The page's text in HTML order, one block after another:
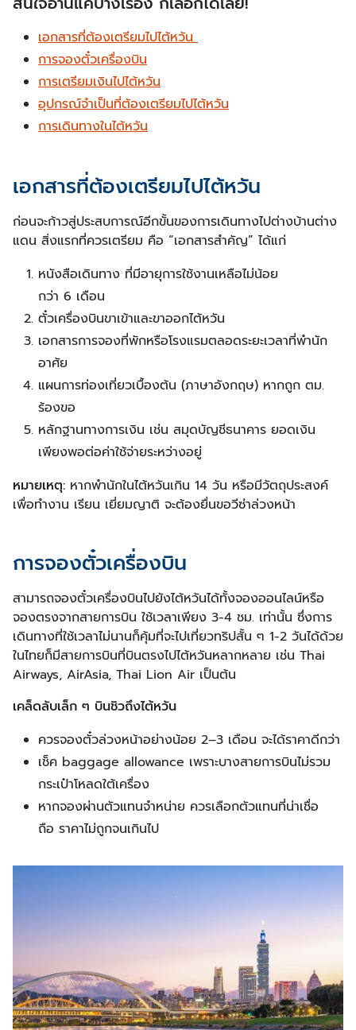
เอกสารที่ต้องเตรียมไปไต้หวัน
การจองตั๋วเครื่องบิน
การเตรียมเงินไปไต้หวัน
อุปกรณ์จำเป็นที่ต้องเตรียมไปไต้หวัน
การเดินทางในไต้หวัน
เอกสารที่ต้องเตรียมไปไต้หวัน
ก่อนจะก้าวสู่ประสบการณ์อีกขั้นของการเดินทางไปต่างบ้านต่าง
แดน สิ่งแรกที่ควรเตรียม คือ “เอกสารสำคัญ” ได้แก่
หนังสือเดินทาง ที่มีอายุการใช้งานเหลือไม่น้อย
กว่า 6 เดือน
ตั๋วเครื่องบินขาเข้าและขาออกไต้หวัน
เอกสารการจองที่พักหรือโรงแรมตลอดระยะเวลาที่พำนัก
อาศัย
แผนการท่องเที่ยวเบื้องต้น (ภาษาอังกฤษ) หากถูก ตม.
ร้องขอ
หลักฐานทางการเงิน เช่น สมุดบัญชีธนาคาร ยอดเงิน
เพียงพอต่อค่าใช้จ่ายระหว่างอยู่
หมายเหตุ: หากพำนักในไต้หวันเกิน 14 วัน หรือมีวัตถุประสงค์
เพื่อทำงาน เรียน เยี่ยมญาติ จะต้องยื่นขอวีซ่าล่วงหน้า
การจองตั๋วเครื่องบิน
สามารถจองตั๋วเครื่องบินไปยังไต้หวันได้ทั้งจองออนไลน์หรือ
จองตรงจากสายการบิน ใช้เวลาเพียง 3-4 ชม. เท่านั้น ซึ่งการ
เดินทางที่ใช้เวลาไม่นานก็คุ้มที่จะไปเที่ยวทริปสั้น ๆ 1-2 วันได้ด้วย
ในไทยก็มีสายการบินที่บินตรงไปไต้หวันหลากหลาย เช่น Thai
Airways, AirAsia, Thai Lion Air เป็นต้น
เคล็ดลับเล็ก ๆ บินชิวถึงไต้หวัน
ควรจองตั๋วล่วงหน้าอย่างน้อย 2–3 เดือน จะได้ราคาดีกว่า
เช็ค baggage allowance เพราะบางสายการบินไม่รวม
กระเป๋าโหลดใต้เครื่อง
หากจองผ่านตัวแทนจำหน่าย ควรเลือกตัวแทนที่น่าเชื่อ
ถือ ราคาไม่ถูกจนเกินไป